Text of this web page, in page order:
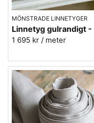
MÖNSTRADE LINNETYGER
1 695 kr / meter